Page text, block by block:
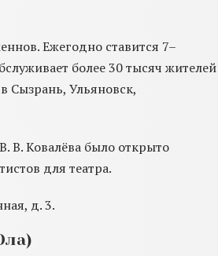
Ежегодно ставится 7–
более 30 тысяч жителей
Сызрань, Ульяновск,
В. Ковалёва было открыто
для театра.
д. 3.